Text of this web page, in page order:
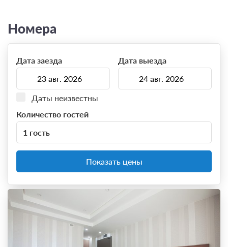
Номера
Дата заезда Дата выезда
Даты неизвестны
Количество гостей
1 гость
Показать цены